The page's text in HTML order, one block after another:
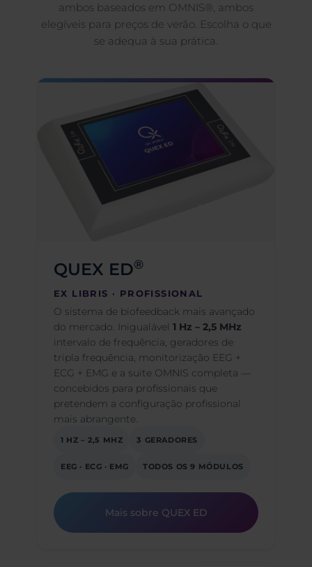
ambos baseados em OMNIS®, ambos
elegíveis para preços de verão. Escolha o que
se adequa à sua prática.
QUEX ED®
EX LIBRIS · PROFISSIONAL
O sistema de biofeedback mais avançado
do mercado. Inigualável 1 Hz – 2,5 MHz
intervalo de frequência, geradores de
tripla frequência, monitorização EEG +
ECG + EMG e a suite OMNIS completa —
concebidos para profissionais que
pretendem a configuração profissional
mais abrangente.
1 HZ – 2,5 MHZ 3 GERADORES
EEG · ECG · EMG TODOS OS 9 MÓDULOS
Mais sobre QUEX ED